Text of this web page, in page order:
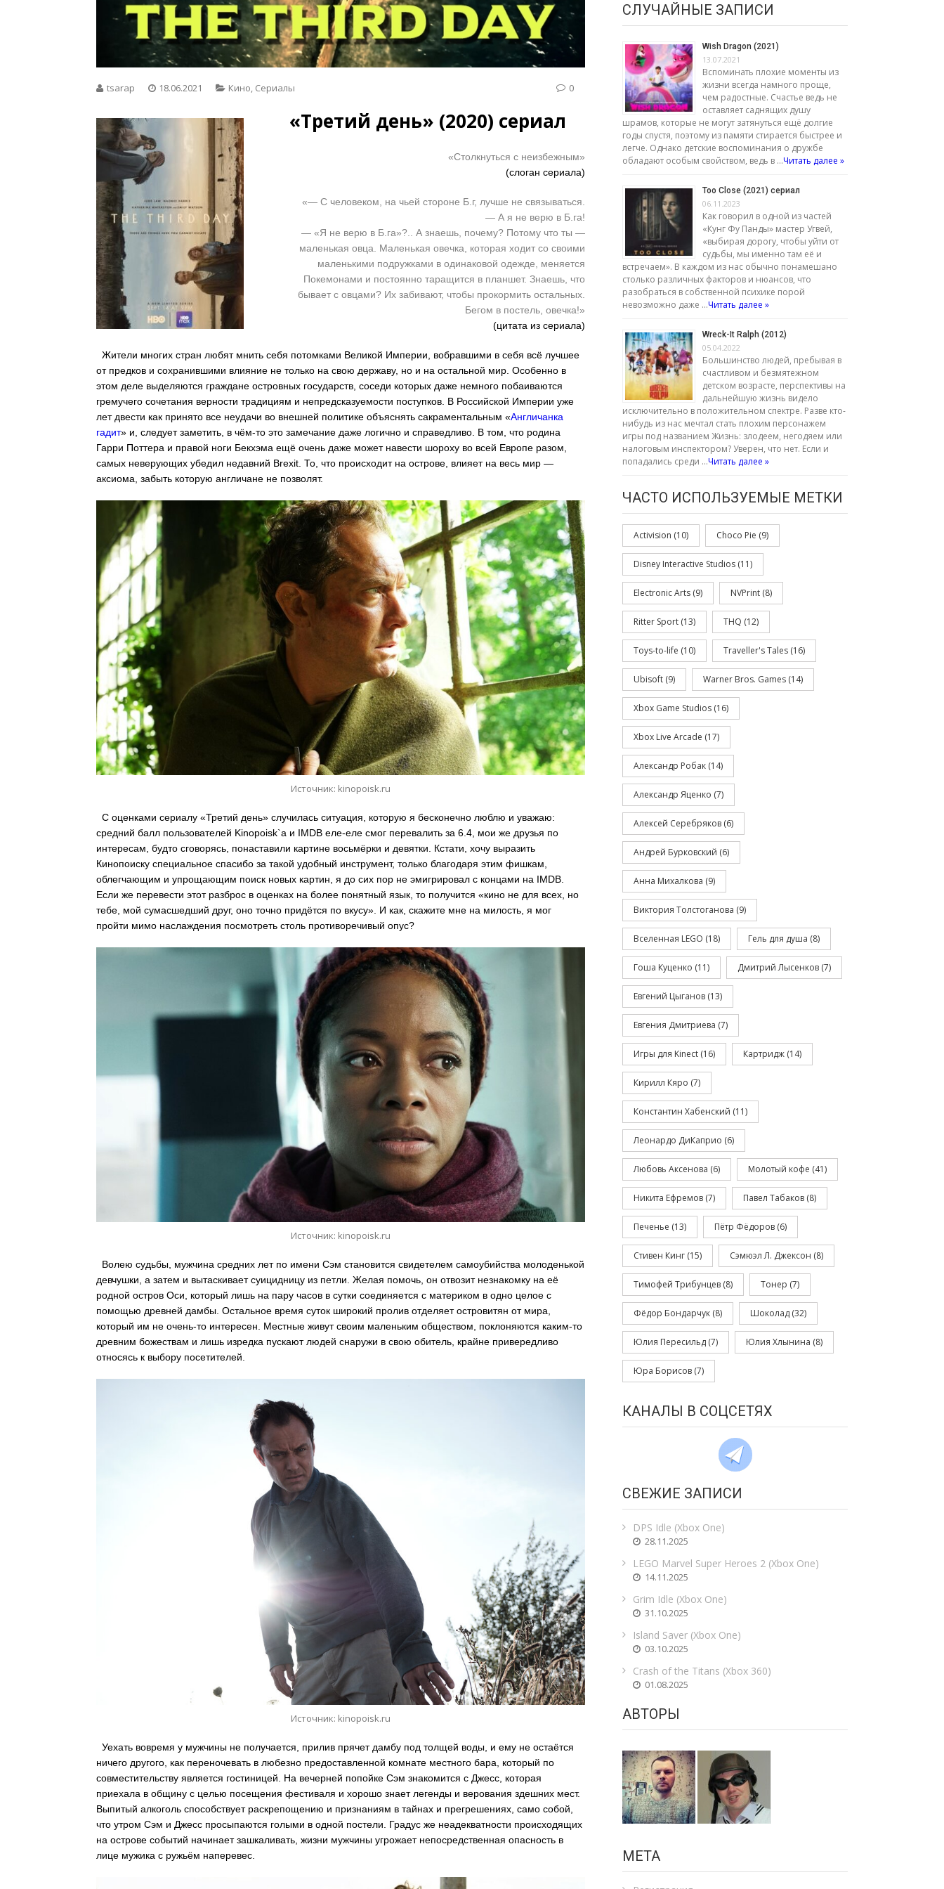
tsarap 18.06.2021 Кино Сериалы 0
«Третий день» (2020) сериал
«Столкнуться с неизбежным»
(слоган сериала)
«— С человеком, на чьей стороне Б.г, лучше не связываться.
— А я не верю в Б.га!
— «Я не верю в Б.га»?.. А знаешь, почему? Потому что ты —
маленькая овца. Маленькая овечка, которая ходит со своими
маленькими подружками в одинаковой одежде, меняется
Покемонами и постоянно таращится в планшет. Знаешь, что
бывает с овцами? Их забивают, чтобы прокормить остальных.
Бегом в постель, овечка!»
(цитата из сериала)
Жители многих стран любят мнить себя потомками Великой Империи, вобравшими в себя всё лучшее
от предков и сохранившими влияние не только на свою державу, но и на остальной мир. Особенно в
этом деле выделяются граждане островных государств, соседи которых даже немного побаиваются
гремучего сочетания верности традициям и непредсказуемости поступков. В Российской Империи уже
лет двести как принято все неудачи во внешней политике объяснять сакраментальным «Англичанка
гадит» и, следует заметить, в чём-то это замечание даже логично и справедливо. В том, что родина
Гарри Поттера и правой ноги Бекхэма ещё очень даже может навести шороху во всей Европе разом,
самых неверующих убедил недавний Brexit. То, что происходит на острове, влияет на весь мир —
аксиома, забыть которую англичане не позволят.
Источник: kinopoisk.ru
С оценками сериалу «Третий день» случилась ситуация, которую я бесконечно люблю и уважаю:
средний балл пользователей Kinopoisk`а и IMDB еле-еле смог перевалить за 6.4, мои же друзья по
интересам, будто сговорясь, понаставили картине восьмёрки и девятки. Кстати, хочу выразить
Кинопоиску специальное спасибо за такой удобный инструмент, только благодаря этим фишкам,
облегчающим и упрощающим поиск новых картин, я до сих пор не эмигрировал с концами на IMDB.
Если же перевести этот разброс в оценках на более понятный язык, то получится «кино не для всех, но
тебе, мой сумасшедший друг, оно точно придётся по вкусу». И как, скажите мне на милость, я мог
пройти мимо наслаждения посмотреть столь противоречивый опус?
Источник: kinopoisk.ru
Волею судьбы, мужчина средних лет по имени Сэм становится свидетелем самоубийства молоденькой
девчушки, а затем и вытаскивает суицидницу из петли. Желая помочь, он отвозит незнакомку на её
родной остров Оси, который лишь на пару часов в сутки соединяется с материком в одно целое с
помощью древней дамбы. Остальное время суток широкий пролив отделяет островитян от мира,
который им не очень-то интересен. Местные живут своим маленьким обществом, поклоняются каким-то
древним божествам и лишь изредка пускают людей снаружи в свою обитель, крайне привередливо
относясь к выбору посетителей.
Источник: kinopoisk.ru
Уехать вовремя у мужчины не получается, прилив прячет дамбу под толщей воды, и ему не остаётся
ничего другого, как переночевать в любезно предоставленной комнате местного бара, который по
совместительству является гостиницей. На вечерней попойке Сэм знакомится с Джесс, которая
приехала в общину с целью посещения фестиваля и хорошо знает легенды и верования здешних мест.
Выпитый алкоголь способствует раскрепощению и признаниям в тайнах и прегрешениях, само собой,
что утром Сэм и Джесс просыпаются голыми в одной постели. Градус же неадекватности происходящих
на острове событий начинает зашкаливать, жизни мужчины угрожает непосредственная опасность в
лице мужика с ружьём наперевес.
СЛУЧАЙНЫЕ ЗАПИСИ
Wish Dragon (2021)
13.07.2021
Вспоминать плохие моменты из
жизни всегда намного проще,
чем радостные. Счастье ведь не
оставляет саднящих душу
шрамов, которые не могут затянуться ещё долгие
годы спустя, поэтому из памяти стирается быстрее и
легче. Однако детские воспоминания о дружбе
обладают особым свойством, ведь в …Читать далее »
Too Close (2021) сериал
06.11.2023
Как говорил в одной из частей
«Кунг Фу Панды» мастер Угвей,
«выбирая дорогу, чтобы уйти от
судьбы, мы именно там её и
встречаем». В каждом из нас обычно понамешано
столько различных факторов и нюансов, что
разобраться в собственной психике порой
невозможно даже …Читать далее »
Wreck-It Ralph (2012)
05.04.2022
Большинство людей, пребывая в
счастливом и безмятежном
детском возрасте, перспективы на
дальнейшую жизнь видело
исключительно в положительном спектре. Разве кто-
нибудь из нас мечтал стать плохим персонажем
игры под названием Жизнь: злодеем, негодяем или
налоговым инспектором? Уверен, что нет. Если и
попадались среди …Читать далее »
ЧАСТО ИСПОЛЬЗУЕМЫЕ МЕТКИ
Activision (10) Choco Pie (9)
Disney Interactive Studios (11)
Electronic Arts (9) NVPrint (8)
Ritter Sport (13) THQ (12)
Toys-to-life (10) Traveller's Tales (16)
Ubisoft (9) Warner Bros. Games (14)
Xbox Game Studios (16)
Xbox Live Arcade (17)
Александр Робак (14)
Александр Яценко (7)
Алексей Серебряков (6)
Андрей Бурковский (6)
Анна Михалкова (9)
Виктория Толстоганова (9)
Вселенная LEGO (18) Гель для душа (8)
Гоша Куценко (11) Дмитрий Лысенков (7)
Евгений Цыганов (13)
Евгения Дмитриева (7)
Игры для Kinect (16) Картридж (14)
Кирилл Кяро (7)
Константин Хабенский (11)
Леонардо ДиКаприо (6)
Любовь Аксенова (6) Молотый кофе (41)
Никита Ефремов (7) Павел Табаков (8)
Печенье (13) Пётр Фёдоров (6)
Стивен Кинг (15) Сэмюэл Л. Джексон (8)
Тимофей Трибунцев (8) Тонер (7)
Фёдор Бондарчук (8) Шоколад (32)
Юлия Пересильд (7) Юлия Хлынина (8)
Юра Борисов (7)
КАНАЛЫ В СОЦСЕТЯХ
СВЕЖИЕ ЗАПИСИ
DPS Idle (Xbox One)
28.11.2025
LEGO Marvel Super Heroes 2 (Xbox One)
14.11.2025
Grim Idle (Xbox One)
31.10.2025
Island Saver (Xbox One)
03.10.2025
Crash of the Titans (Xbox 360)
01.08.2025
АВТОРЫ
МЕТА